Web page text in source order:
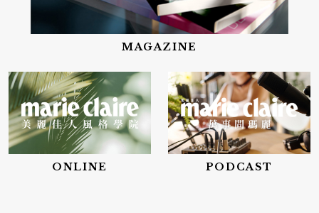
MAGAZINE
ONLINE PODCAST